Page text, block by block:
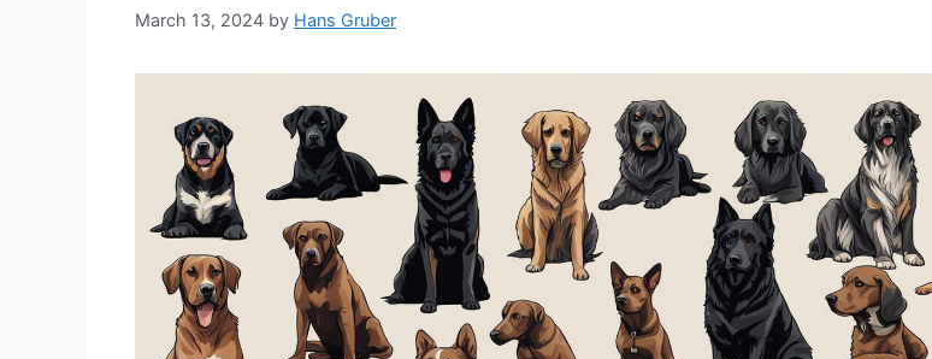
March 13, 2024 by Hans Gruber